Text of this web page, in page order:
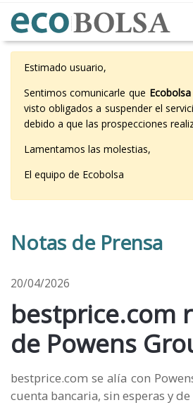
Estimado usuario,
Sentimos comunicarle que
visto obligados a suspender el
debido a que las prospecciones
Lamentamos las molestias,
El equipo de Ecobolsa
Notas de Prensa
20/04/2026
bestprice.com
de Powens
bestprice.com se alía con
cuenta bancaria, sin esperas y